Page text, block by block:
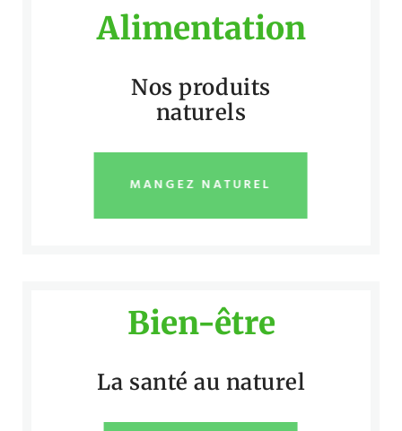
Alimentation
Nos produits
naturels
MANGEZ NATUREL
Bien-être
La santé au naturel